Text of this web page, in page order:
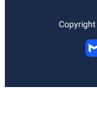
Copyright